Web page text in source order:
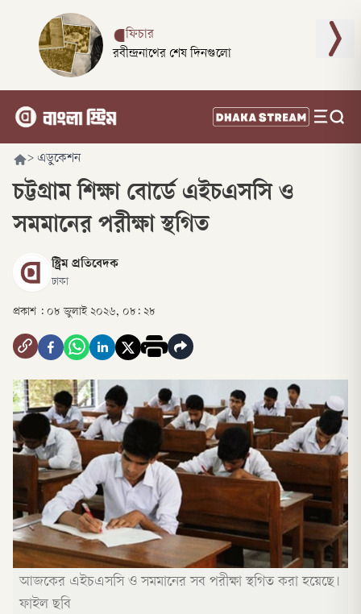
ফিচার
রবীন্দ্রনাথের শেষ দিনগুলো
> এডুকেশন
চট্টগ্রাম শিক্ষা বোর্ডে এইচএসসি ও
সমমানের পরীক্ষা স্থগিত
স্ট্রিম প্রতিবেদক
ঢাকা
প্রকাশ : ০৮ জুলাই ২০২৬, ০৮: ২৮
আজকের এইচএসসি ও সমমানের সব পরীক্ষা স্থগিত করা হয়েছে।
ফাইল ছবি